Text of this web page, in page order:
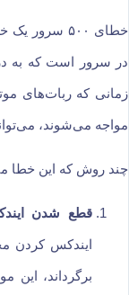
خطای ۵۰۰
در سرور است که به
مواجه می‌شوند،
چند روش که این خطا
قطع شدن
برگرداند،